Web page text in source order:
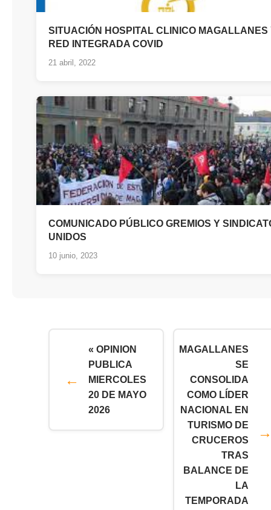
SITUACIÓN HOSPITAL CLINICO MAGALLANES
RED INTEGRADA COVID
21 abril, 2022
COMUNICADO PÚBLICO GREMIOS Y
UNIDOS
10 junio, 2023
« OPINION
PUBLICA
MIERCOLES
20 DE MAYO
2026
MAGALLANES
SE
CONSOLIDA
COMO LÍDER
NACIONAL EN
TURISMO DE
CRUCEROS
TRAS
BALANCE DE
LA
TEMPORADA